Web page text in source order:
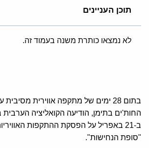
תוכן העניינים
לא נמצאו כותרת משנה בעמוד זה.
בתום 28 ימים של מתקפה אווירית
החות'ים בתימן, הודיעה הקואליציה
ב-21 באפריל על הפסקת ההתקפות
"סופת הנחישות".